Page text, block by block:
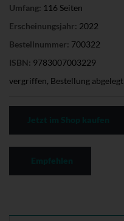
Umfang: 116 Seiten
Erscheinungsjahr: 2022
Bestellnummer: 700322
ISBN: 9783007003229
vergriffen, Bestellung abgelegt